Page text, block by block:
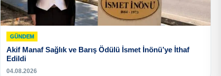
GÜNDEM
Akif Manaf Sağlık ve Barış Ödülü İsmet İnönü’ye İthaf
Edildi
04.08.2026